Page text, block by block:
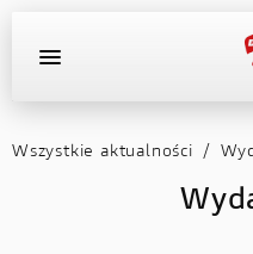
OFERTA DEALERA
MOTOCYKLE
Wszystkie aktualności /